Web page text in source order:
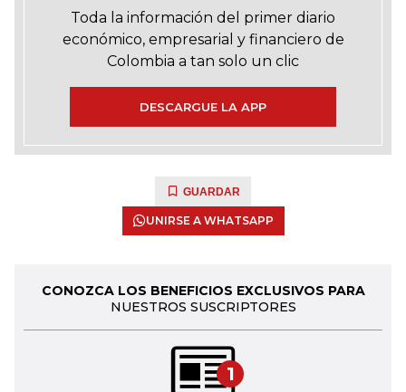
Toda la información del primer diario
económico, empresarial y financiero de
Colombia a tan solo un clic
DESCARGUE LA APP
GUARDAR
UNIRSE A WHATSAPP
CONOZCA LOS BENEFICIOS EXCLUSIVOS PARA
NUESTROS SUSCRIPTORES
1